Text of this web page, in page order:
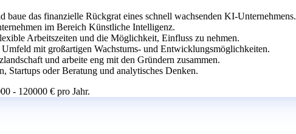
baue das finanzielle Rückgrat eines schnell wachsenden KI-Unternehmens.
im Bereich Künstliche Intelligenz.
Arbeitszeiten und die Möglichkeit, Einfluss zu nehmen.
mit großartigen Wachstums- und Entwicklungsmöglichkeiten.
und arbeite eng mit den Gründern zusammen.
Startups oder Beratung und analytisches Denken.
- 120000 € pro Jahr.